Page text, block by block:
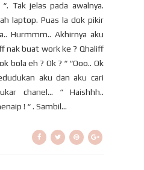
Tak jelas pada awalnya.
laptop. Puas la dok pikir
Hurmmm.. Akhirnya aku
nak buat work ke ? Qhaliff
bola eh ? Ok ? “ “Ooo.. Ok
aku dan aku cari
chanel… “ Haishhh..
! “ . Sambil...